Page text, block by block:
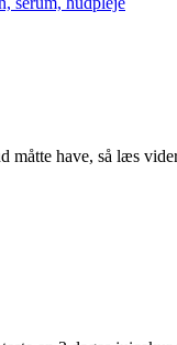
have, så læs